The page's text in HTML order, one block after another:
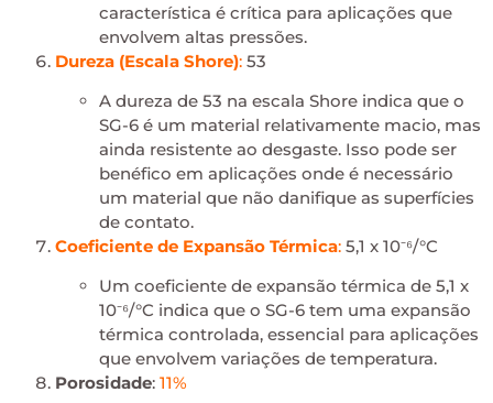
característica é crítica para aplicações que
envolvem altas pressões.
Dureza (Escala Shore): 53
A dureza de 53 na escala Shore indica que o
SG-6 é um material relativamente macio, mas
ainda resistente ao desgaste. Isso pode ser
benéfico em aplicações onde é necessário
um material que não danifique as superfícies
de contato.
Coeficiente de Expansão Térmica: 5,1 x 10⁻⁶/°C
Um coeficiente de expansão térmica de 5,1 x
10⁻⁶/°C indica que o SG-6 tem uma expansão
térmica controlada, essencial para aplicações
que envolvem variações de temperatura.
Porosidade: 11%